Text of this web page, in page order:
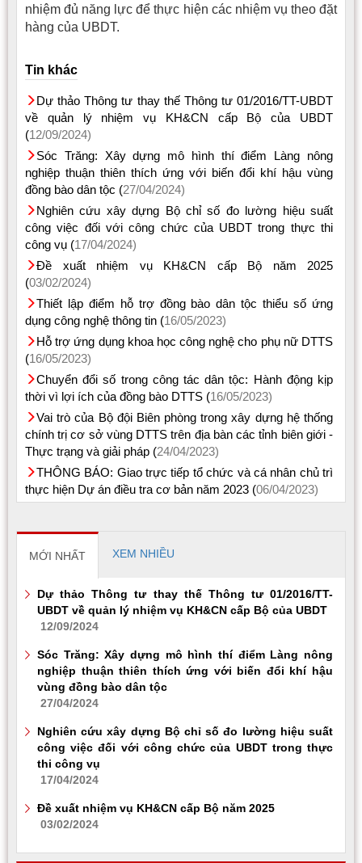
nhiệm đủ năng lực để thực hiện các nhiệm vụ theo đặt
hàng của UBDT.
Tin khác
Dự thảo Thông tư thay thế Thông tư 01/2016/TT-UBDT
về quản lý nhiệm vụ KH&CN cấp Bộ của UBDT
(12/09/2024)
Sóc Trăng: Xây dựng mô hình thí điểm Làng nông
nghiệp thuận thiên thích ứng với biến đổi khí hậu vùng
đồng bào dân tộc (27/04/2024)
Nghiên cứu xây dựng Bộ chỉ số đo lường hiệu suất
công việc đối với công chức của UBDT trong thực thi
công vụ (17/04/2024)
Đề xuất nhiệm vụ KH&CN cấp Bộ năm 2025
(03/02/2024)
Thiết lập điểm hỗ trợ đồng bào dân tộc thiểu số ứng
dụng công nghệ thông tin (16/05/2023)
Hỗ trợ ứng dụng khoa học công nghệ cho phụ nữ DTTS
(16/05/2023)
Chuyển đổi số trong công tác dân tộc: Hành động kịp
thời vì lợi ích của đồng bào DTTS (16/05/2023)
Vai trò của Bộ đội Biên phòng trong xây dựng hệ thống
chính trị cơ sở vùng DTTS trên địa bàn các tỉnh biên giới -
Thực trạng và giải pháp (24/04/2023)
THÔNG BÁO: Giao trực tiếp tổ chức và cá nhân chủ trì
thực hiện Dự án điều tra cơ bản năm 2023 (06/04/2023)
MỚI NHẤT XEM NHIỀU
Dự thảo Thông tư thay thế Thông tư 01/2016/TT-
UBDT về quản lý nhiệm vụ KH&CN cấp Bộ của UBDT
12/09/2024
Sóc Trăng: Xây dựng mô hình thí điểm Làng nông
nghiệp thuận thiên thích ứng với biến đổi khí hậu
vùng đồng bào dân tộc
27/04/2024
Nghiên cứu xây dựng Bộ chỉ số đo lường hiệu suất
công việc đối với công chức của UBDT trong thực
thi công vụ
17/04/2024
Đề xuất nhiệm vụ KH&CN cấp Bộ năm 2025
03/02/2024